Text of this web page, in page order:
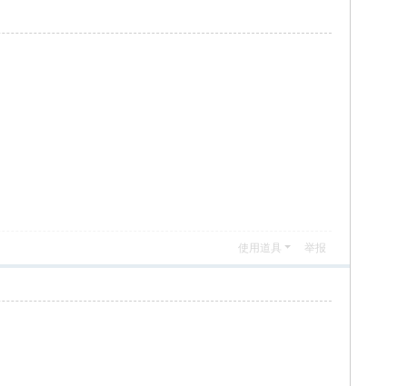
使用道具 举报